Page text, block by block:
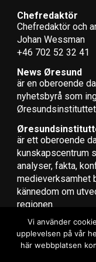
I maj 2023 valde
Høegh-Damatt
grönländska. Hon
att det bara
– Om Danmark
också kunna
I 2022 kom det
spiraleri tusentals
helt ner till 13 år
ska avslutas i år,
regeringsorganet
regeringen.
(News Øresund)
Fakta:
Danmark
Chefredaktör
Chefredaktör och
Johan Wessman
+46 702 52 32 41
News Øresund
är en oberoende
nyhets­byrå som
är ett oberoende
kunskapscentrum
analyser, fakta,
medieverksamhet
kännedom om
regionen.
Copyright © 2017 Zox
Vi använder
upplevelsen på vår
här webbplatsen